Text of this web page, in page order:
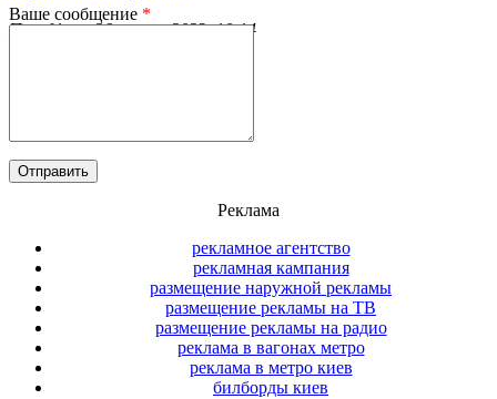
Понеділок, 26 червня 2023, 10:14
Ваше сообщение *
Реклама
рекламное агентство
рекламная кампания
размещение наружной рекламы
размещение рекламы на ТВ
размещение рекламы на радио
реклама в вагонах метро
реклама в метро киев
билборды киев